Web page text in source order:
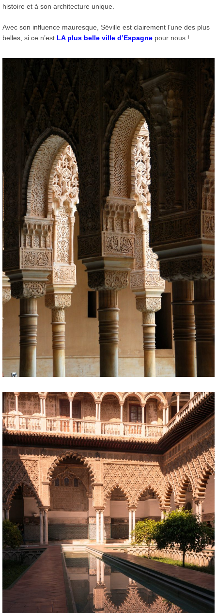
histoire et à son architecture unique.
Avec son influence mauresque, Séville est clairement l’une des plus
belles, si ce n’est LA plus belle ville d’Espagne pour nous !